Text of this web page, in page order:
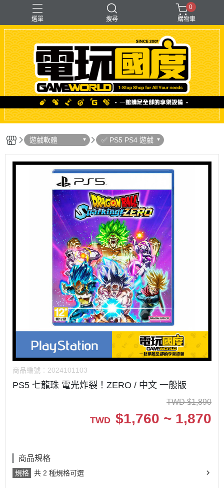
選單 搜尋
「遊戲」多人同樂 【PS＋PC用】賽模
〖直驅式〗基座
F1形式
支架【可收折】
0
購物車
遊戲軟體 ✅ PS5 PS4 遊戲
商品編號： 2024101103
PS5 七龍珠 電光炸裂！ZERO / 中文 一般版
TWD $1,890
TWD $1,760 ~ 1,870
商品規格
規格 共 2 種規格可選